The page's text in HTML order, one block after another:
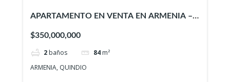
APARTAMENTO EN VENTA EN ARMENIA –
$350,000,000
2 baños 84 m²
ARMENIA, QUINDIO